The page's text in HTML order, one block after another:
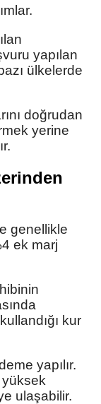
yapılan
ülkelerde
doğrudan
yerine
genellikle
ek marj
kur
yapılır.
ulaşabilir.